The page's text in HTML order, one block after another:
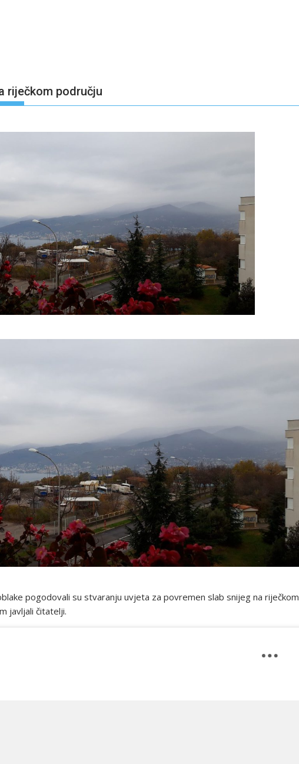
riječkom području
pogodovali su stvaranju uvjeta za povremen slab snijeg na riječkom
javljali čitatelji.